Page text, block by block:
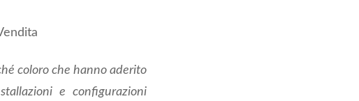
coloro che hanno aderito
e configurazioni